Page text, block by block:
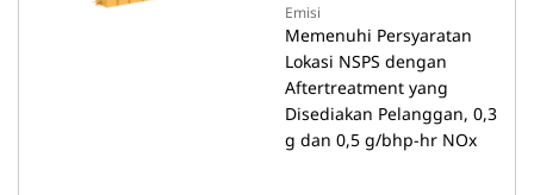
Emisi
Memenuhi Persyaratan
Lokasi NSPS dengan
Aftertreatment yang
Disediakan Pelanggan, 0,3
g dan 0,5 g/bhp-hr NOx